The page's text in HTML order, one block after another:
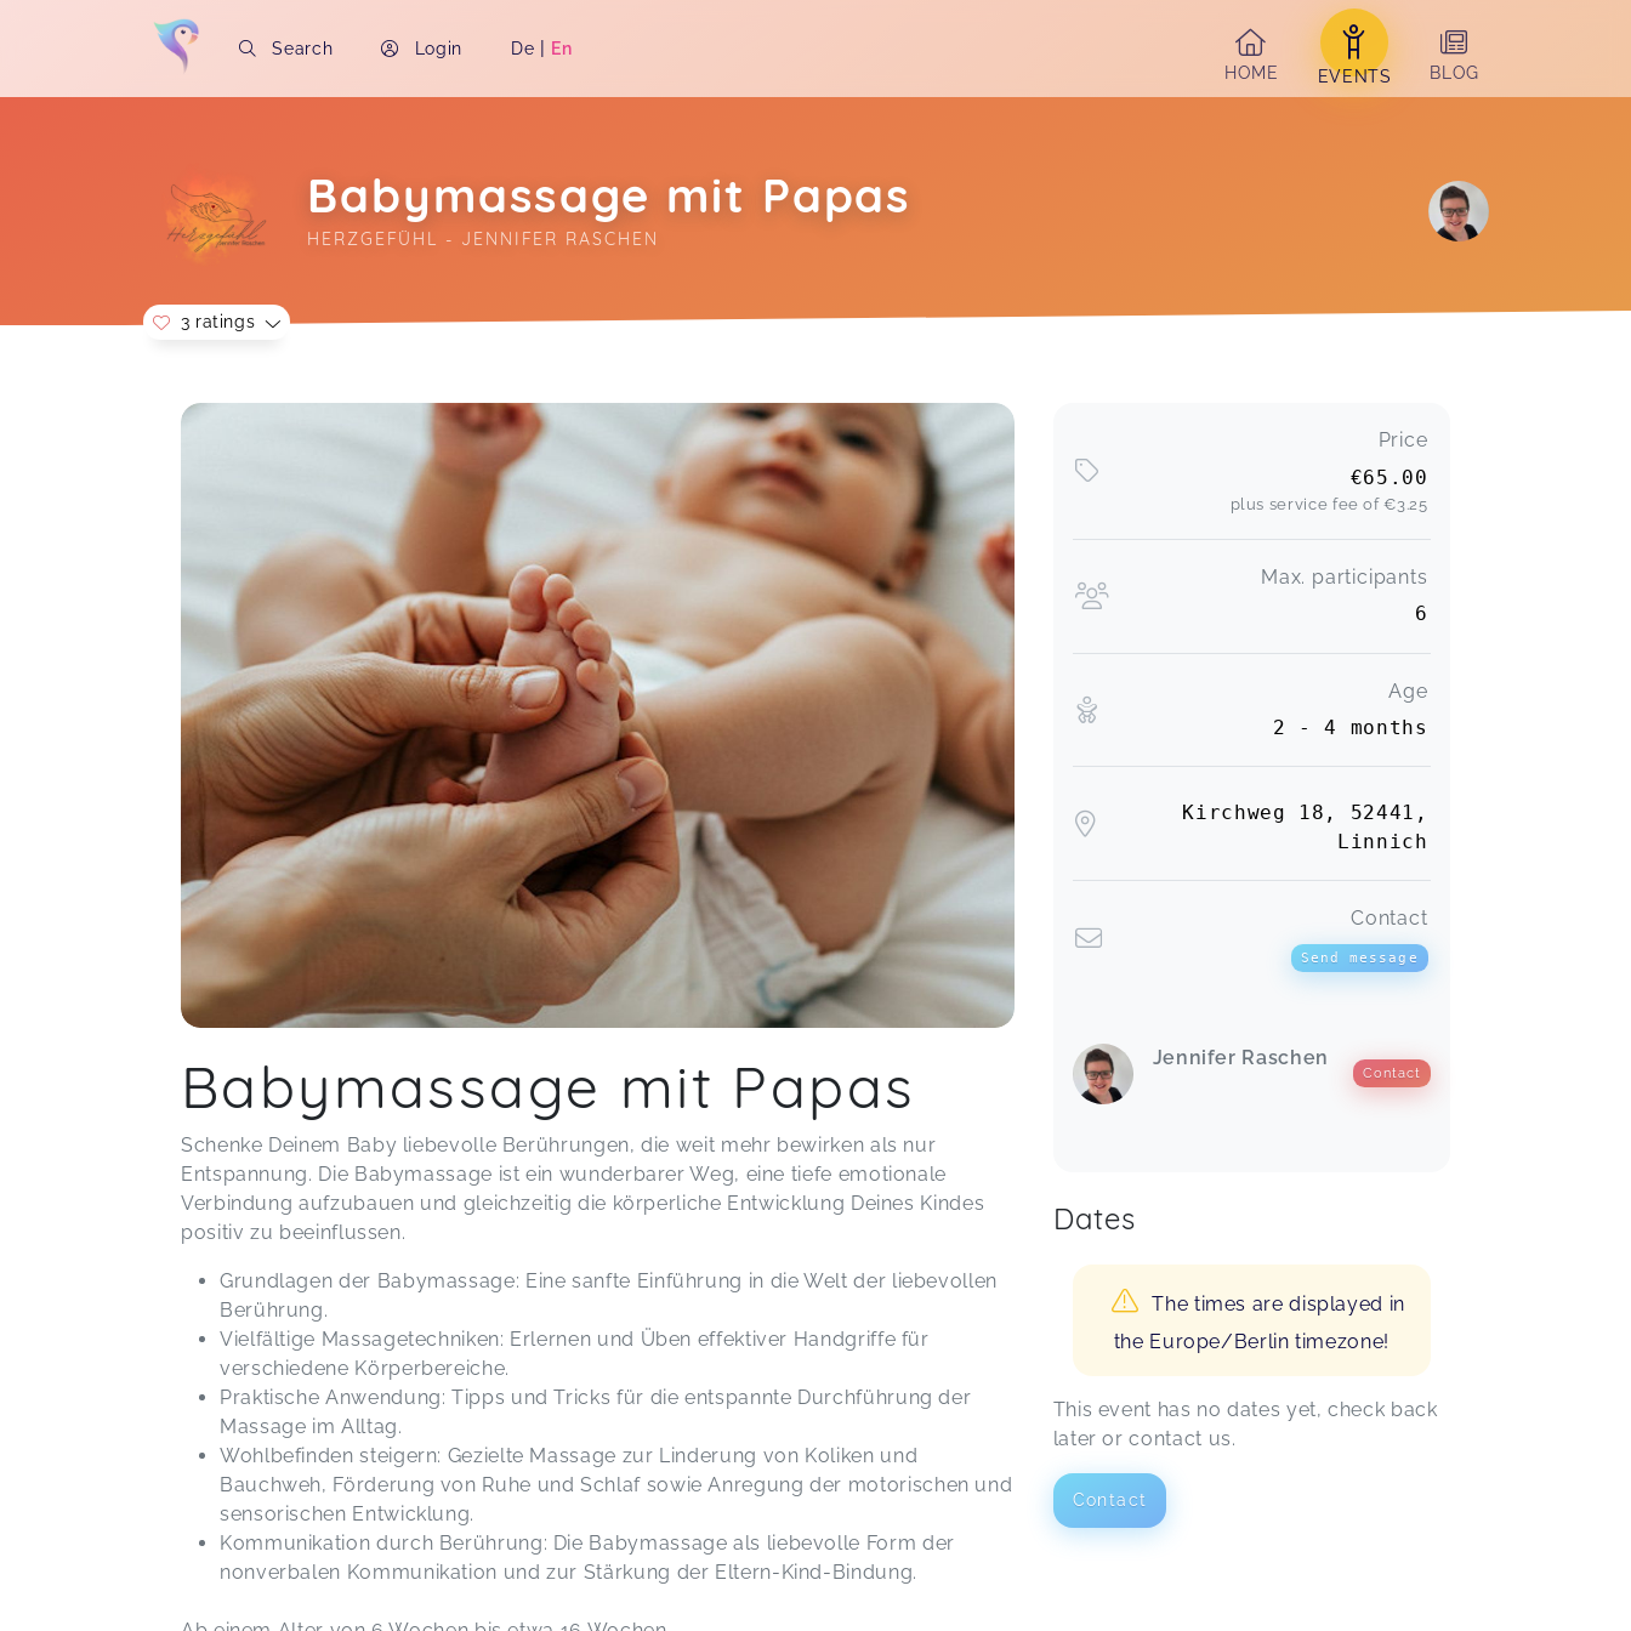
Search Login De | En
HOME
EVENTS BLOG
Babymassage mit Papas
HERZGEFÜHL - JENNIFER RASCHEN
Soon you will learn more about me here...
3 ratings
Die Baby-Massage mit Papa war eine
wunderschöne Erfahrung! Die
Atmosphäre war sehr entspannt und
liebevoll gestaltet, sodass sich
sowohl die Babys als auch die Eltern
sofort wohlgefühlt haben. Besonders
schön war es zu sehen, wie viel
Freude die gemeinsame Zeit
zwischen Papa und Baby gebracht
hat. Die Anleitung war sehr
verständlich und einfühlsam, sodass
man die Massagegriffe leicht lernen
und direkt anwenden konnte. Unsere
kleine Rosalie hat die Massage
sichtlich genossen und war danach
ganz ruhig und zufrieden. Es war
nicht nur eine tolle Möglichkeit, die
Bindung zwischen Papa und Baby zu
stärken, sondern auch eine schöne
Gelegenheit, zur Ruhe zu kommen
und bewusst Zeit miteinander zu
verbringen. Wir würden den Kurs auf
Aug 03
Alexander, Aug 03
Babymassage mit Papas
Schenke Deinem Baby liebevolle Berührungen, die weit mehr bewirken als nur
Entspannung. Die Babymassage ist ein wunderbarer Weg, eine tiefe emotionale
Verbindung aufzubauen und gleichzeitig die körperliche Entwicklung Deines Kindes
positiv zu beeinflussen.
Grundlagen der Babymassage: Eine sanfte Einführung in die Welt der liebevollen
Berührung.
Vielfältige Massagetechniken: Erlernen und Üben effektiver Handgriffe für
verschiedene Körperbereiche.
Praktische Anwendung: Tipps und Tricks für die entspannte Durchführung der
Massage im Alltag.
Wohlbefinden steigern: Gezielte Massage zur Linderung von Koliken und
Bauchweh, Förderung von Ruhe und Schlaf sowie Anregung der motorischen und
sensorischen Entwicklung.
Kommunikation durch Berührung: Die Babymassage als liebevolle Form der
nonverbalen Kommunikation und zur Stärkung der Eltern-Kind-Bindung.
Price
€65.00
plus service fee of€3.25
Max. participants
6
Age
2 - 4 months
Kirchweg 18, 52441,
Linnich
Contact
Send message
Jennifer Raschen
Contact
Dates
The times are displayed in
the Europe/Berlin timezone!
This event has no dates yet, check back
later or contact us.
Contact